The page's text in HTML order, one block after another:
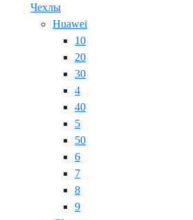
Чехлы
Huawei
10
20
30
4
40
5
50
6
7
8
9